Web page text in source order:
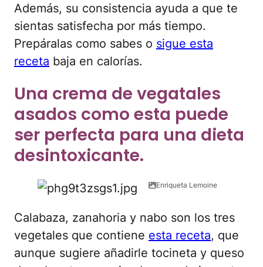
Además, su consistencia ayuda a que te
sientas satisfecha por más tiempo.
Prepáralas como sabes o sigue esta
receta baja en calorías.
Una crema de vegatales
asados como esta puede
ser perfecta para una dieta
desintoxicante.
Enriqueta Lemoine
Calabaza, zanahoria y nabo son los tres
vegetales que contiene esta receta, que
aunque sugiere añadirle tocineta y queso